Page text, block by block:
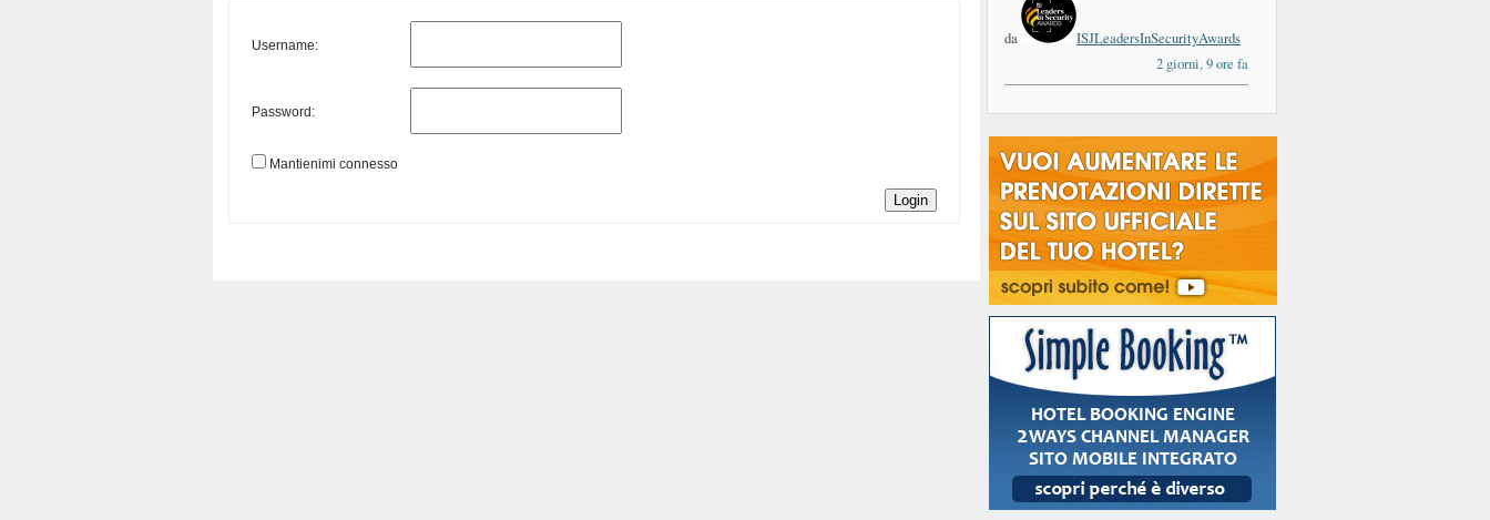
Username:
Password:
Mantienimi connesso
Login
da
ISJLeadersInSecurityAwards
2 giorni, 9 ore fa